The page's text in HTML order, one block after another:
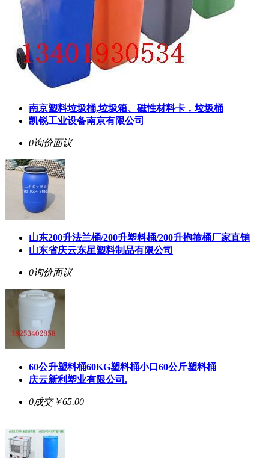
南京塑料垃圾桶,垃圾箱、磁性材料卡，垃圾桶
凯锐工业设备南京有限公司
0询价面议
山东200升法兰桶/200升塑料桶/200升抱箍桶厂家直销
山东省庆云东星塑料制品有限公司
0询价面议
60公升塑料桶60KG塑料桶小口60公斤塑料桶
庆云新利塑业有限公司.
0成交￥65.00